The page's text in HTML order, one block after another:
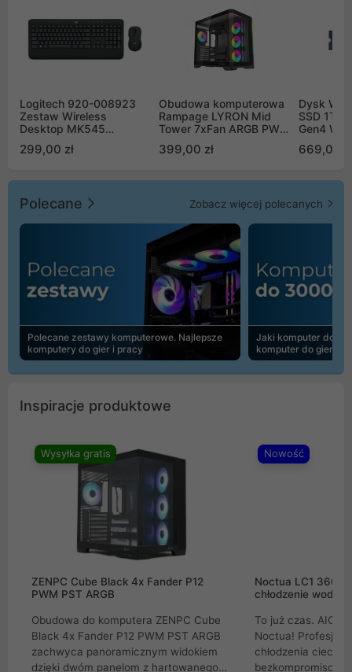
Logitech 920-008923
Zestaw Wireless
Desktop MK545
299,00 zł
Obudowa komputerowa
Rampage LYRON Mid
Tower 7xFan ARGB PWM
399,00 zł
Dysk WD
SSD 1TB
Gen4
669,00
Polecane Zobacz więcej polecanych
Polecane zestawy komputerowe. Najlepsze
komputery do gier i pracy
Jaki komputer do
komputer do gier |
Inspiracje produktowe
Wysyłka gratis
ZENPC Cube Black 4x Fander P12
PWM PST ARGB
Obudowa do komputera ZENPC Cube
Black 4x Fander P12 PWM PST ARGB
zachwyca panoramicznym widokiem
dzięki dwóm panelom z hartowanego
Nowość
Noctua LC1
chłodzenie wodne
To już czas. AIO
Noctua!
chłodzenia cieczą